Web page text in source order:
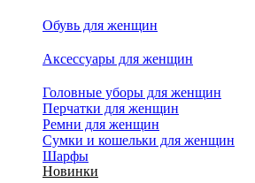
Обувь для женщин
Аксессуары для женщин
Головные уборы для женщин
Перчатки для женщин
Ремни для женщин
Сумки и кошельки для женщин
Шарфы
Новинки